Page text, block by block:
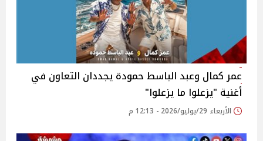
عمر كمال وعبد الباسط حمودة يجددان التعاون في
أغنية "يزعلوا ما يزعلوا"
الأربعاء 29/يوليو/2026 - 12:13 م